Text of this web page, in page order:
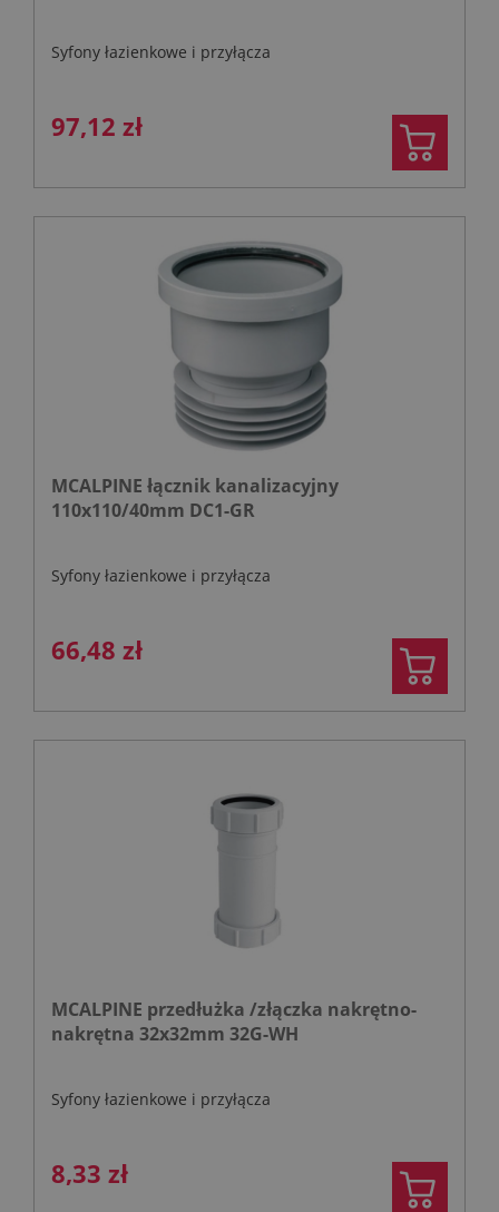
Syfony łazienkowe i przyłącza
97,12 zł
MCALPINE łącznik kanalizacyjny
110x110/40mm DC1-GR
Syfony łazienkowe i przyłącza
66,48 zł
MCALPINE przedłużka /złączka nakrętno-
nakrętna 32x32mm 32G-WH
Syfony łazienkowe i przyłącza
8,33 zł